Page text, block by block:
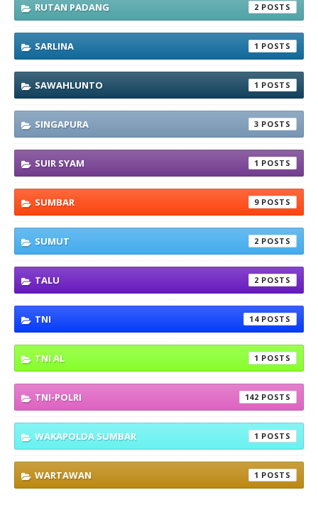
RUTAN PADANG 2
SARLINA 1
SAWAHLUNTO 1
SINGAPURA 3
SUIR SYAM 1
SUMBAR 9
SUMUT 2
TALU 2
TNI 14
TNI AL 1
TNI-POLRI 142
WAKAPOLDA SUMBAR 1
WARTAWAN 1